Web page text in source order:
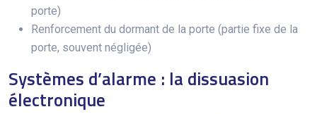
porte)
Renforcement du dormant de la porte (partie fixe de la
porte, souvent négligée)
Systèmes d’alarme : la dissuasion
électronique